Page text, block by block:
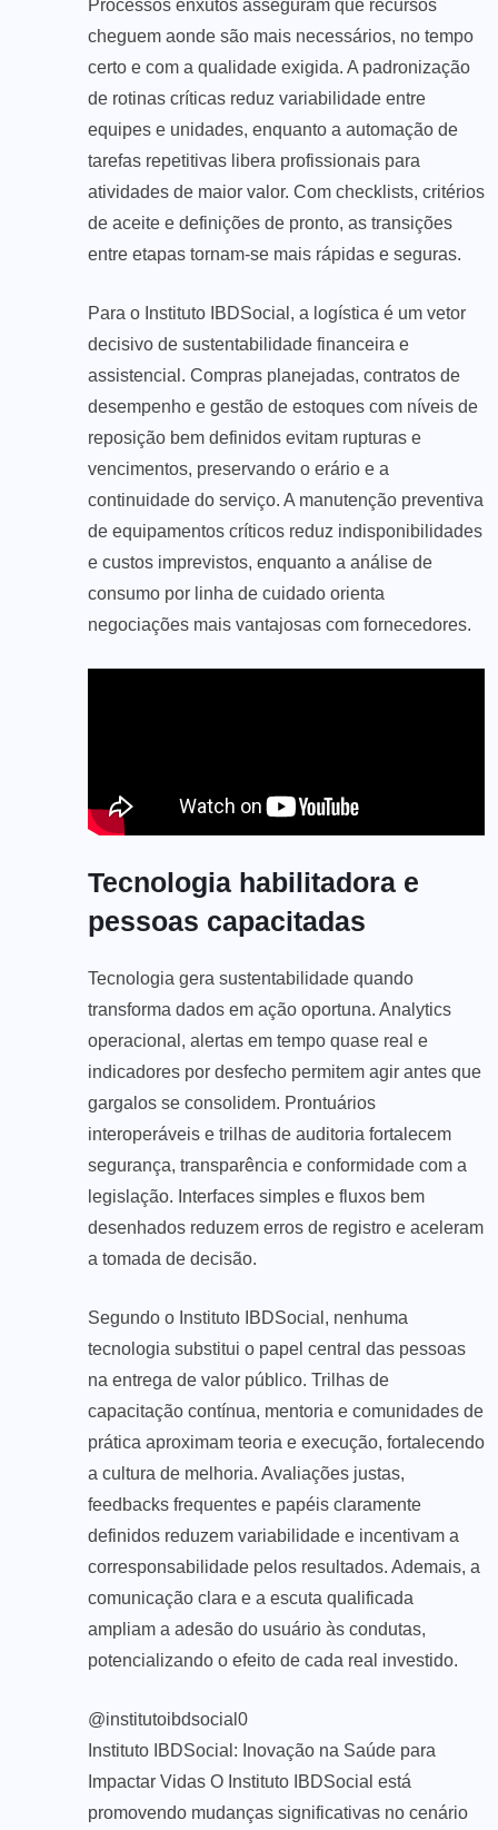
Processos enxutos asseguram que recursos
cheguem aonde são mais necessários, no tempo
certo e com a qualidade exigida. A padronização
de rotinas críticas reduz variabilidade entre
equipes e unidades, enquanto a automação de
tarefas repetitivas libera profissionais para
atividades de maior valor. Com checklists, critérios
de aceite e definições de pronto, as transições
entre etapas tornam-se mais rápidas e seguras.
Para o Instituto IBDSocial, a logística é um vetor
decisivo de sustentabilidade financeira e
assistencial. Compras planejadas, contratos de
desempenho e gestão de estoques com níveis de
reposição bem definidos evitam rupturas e
vencimentos, preservando o erário e a
continuidade do serviço. A manutenção preventiva
de equipamentos críticos reduz indisponibilidades
e custos imprevistos, enquanto a análise de
consumo por linha de cuidado orienta
negociações mais vantajosas com fornecedores.
Tecnologia habilitadora e
pessoas capacitadas
Tecnologia gera sustentabilidade quando
transforma dados em ação oportuna. Analytics
operacional, alertas em tempo quase real e
indicadores por desfecho permitem agir antes que
gargalos se consolidem. Prontuários
interoperáveis e trilhas de auditoria fortalecem
segurança, transparência e conformidade com a
legislação. Interfaces simples e fluxos bem
desenhados reduzem erros de registro e aceleram
a tomada de decisão.
Segundo o Instituto IBDSocial, nenhuma
tecnologia substitui o papel central das pessoas
na entrega de valor público. Trilhas de
capacitação contínua, mentoria e comunidades de
prática aproximam teoria e execução, fortalecendo
a cultura de melhoria. Avaliações justas,
feedbacks frequentes e papéis claramente
definidos reduzem variabilidade e incentivam a
corresponsabilidade pelos resultados. Ademais, a
comunicação clara e a escuta qualificada
ampliam a adesão do usuário às condutas,
potencializando o efeito de cada real investido.
@institutoibdsocial0
Instituto IBDSocial: Inovação na Saúde para
Impactar Vidas O Instituto IBDSocial está
promovendo mudanças significativas no cenário